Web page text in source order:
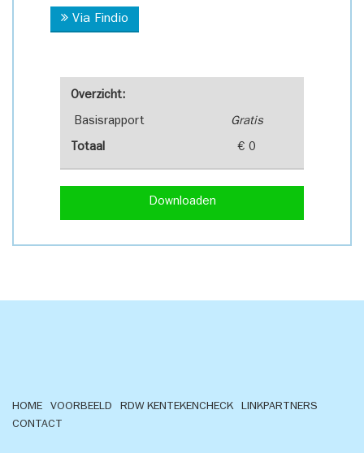
Overzicht:
Basisrapport Gratis
Totaal € 0
Downloaden
Via Findio
HOME VOORBEELD RDW KENTEKENCHECK
LINKPARTNERS
CONTACT